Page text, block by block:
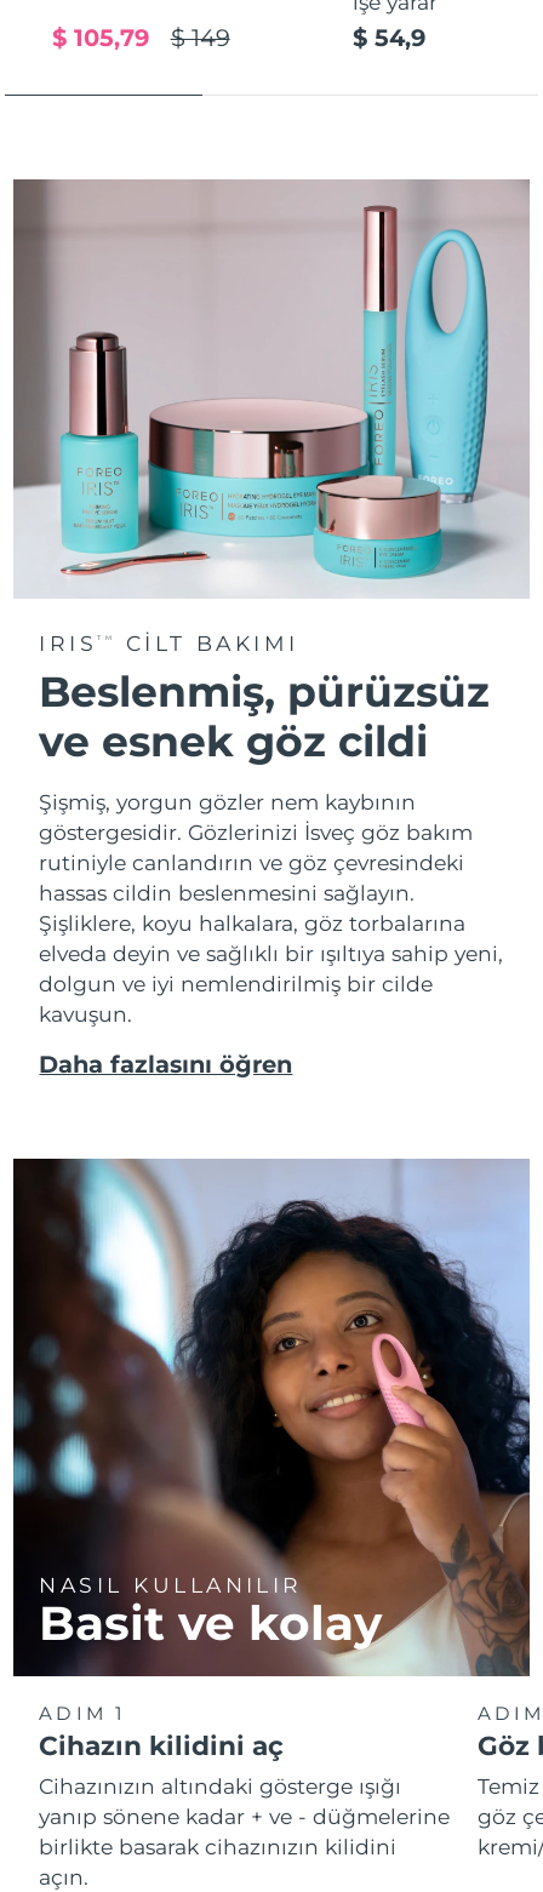
$ 149
$ 105,79 $ 54,9
IRISTM CİLT BAKIMI
Beslenmiş, pürüzsüz
ve esnek göz cildi
Şişmiş, yorgun gözler nem kaybının
göstergesidir. Gözlerinizi İsveç göz bakım
rutiniyle canlandırın ve göz çevresindeki
hassas cildin beslenmesini sağlayın.
Şişliklere, koyu halkalara, göz torbalarına
elveda deyin ve sağlıklı bir ışıltıya sahip yeni,
dolgun ve iyi nemlendirilmiş bir cilde
kavuşun.
Daha fazlasını öğren
NASIL KULLANILIR
Basit ve kolay
ADIM 1
Cihazın kilidini aç
Cihazınızın altındaki gösterge ışığı
yanıp sönene kadar + ve - düğmelerine
birlikte basarak cihazınızın kilidini
açın.
Göz
göz